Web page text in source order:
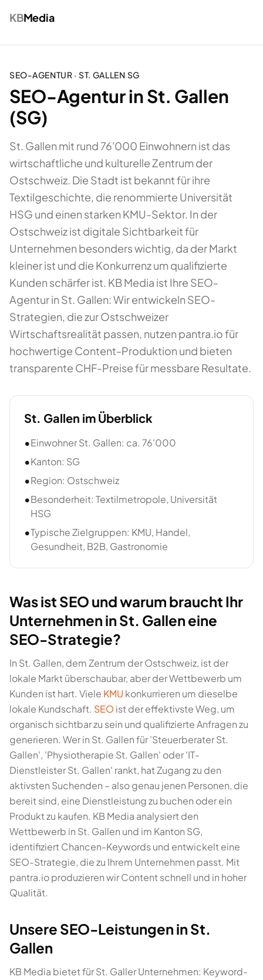
KBMedia
SEO-AGENTUR · ST. GALLEN SG
SEO-Agentur in St. Gallen
(SG)
St. Gallen mit rund 76'000 Einwohnern ist das
wirtschaftliche und kulturelle Zentrum der
Ostschweiz. Die Stadt ist bekannt für ihre
Textilgeschichte, die renommierte Universität
HSG und einen starken KMU-Sektor. In der
Ostschweiz ist digitale Sichtbarkeit für
Unternehmen besonders wichtig, da der Markt
kleiner ist und die Konkurrenz um qualifizierte
Kunden schärfer ist. KB Media ist Ihre SEO-
Agentur in St. Gallen: Wir entwickeln SEO-
Strategien, die zur Ostschweizer
Wirtschaftsrealität passen, nutzen pantra.io für
hochwertige Content-Produktion und bieten
transparente CHF-Preise für messbare Resultate.
St. Gallen im Überblick
•Einwohner St. Gallen: ca. 76'000
•Kanton: SG
•Region: Ostschweiz
•Besonderheit: Textilmetropole, Universität
HSG
•Typische Zielgruppen: KMU, Handel,
Gesundheit, B2B, Gastronomie
Was ist SEO und warum braucht Ihr
Unternehmen in St. Gallen eine
SEO-Strategie?
In St. Gallen, dem Zentrum der Ostschweiz, ist der
lokale Markt überschaubar, aber der Wettbewerb um
Kunden ist hart. Viele KMU konkurrieren um dieselbe
lokale Kundschaft. SEO ist der effektivste Weg, um
organisch sichtbar zu sein und qualifizierte Anfragen zu
generieren. Wer in St. Gallen für 'Steuerberater St.
Gallen', 'Physiotherapie St. Gallen' oder 'IT-
Dienstleister St. Gallen' rankt, hat Zugang zu den
aktivsten Suchenden – also genau jenen Personen, die
bereit sind, eine Dienstleistung zu buchen oder ein
Produkt zu kaufen. KB Media analysiert den
Wettbewerb in St. Gallen und im Kanton SG,
identifiziert Chancen-Keywords und entwickelt eine
SEO-Strategie, die zu Ihrem Unternehmen passt. Mit
pantra.io produzieren wir Content schnell und in hoher
Qualität.
Unsere SEO-Leistungen in St.
Gallen
KB Media bietet für St. Galler Unternehmen: Keyword-